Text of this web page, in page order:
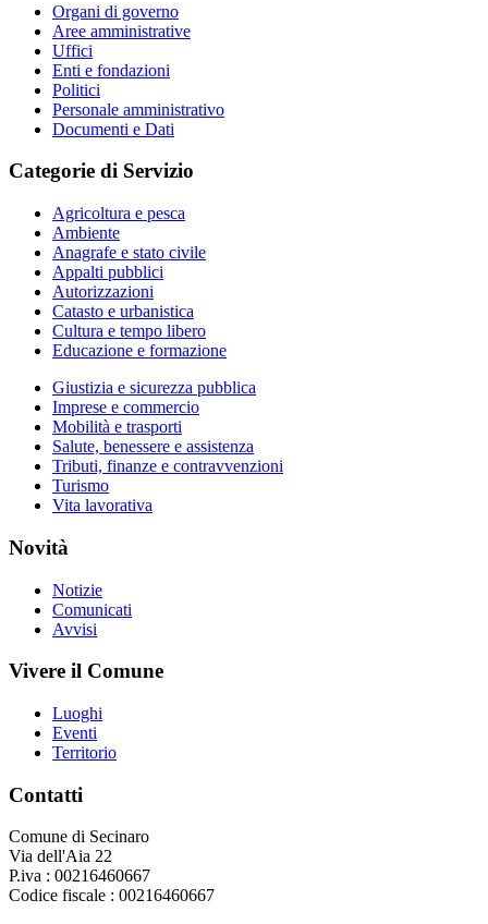
Organi di governo
Aree amministrative
Uffici
Enti e fondazioni
Politici
Personale amministrativo
Documenti e Dati
Categorie di Servizio
Agricoltura e pesca
Ambiente
Anagrafe e stato civile
Appalti pubblici
Autorizzazioni
Catasto e urbanistica
Cultura e tempo libero
Educazione e formazione
Giustizia e sicurezza pubblica
Imprese e commercio
Mobilità e trasporti
Salute, benessere e assistenza
Tributi, finanze e contravvenzioni
Turismo
Vita lavorativa
Novità
Notizie
Comunicati
Avvisi
Vivere il Comune
Luoghi
Eventi
Territorio
Contatti
Comune di Secinaro
Via dell'Aia 22
P.iva : 00216460667
Codice fiscale : 00216460667